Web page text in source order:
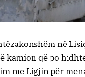
në
kamion që po
me Ligjin për